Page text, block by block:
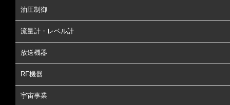
油圧制御
流量計・レベル計
放送機器
RF機器
宇宙事業